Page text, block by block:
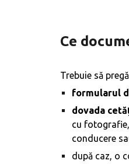
Ce
Trebuie să
formularul
dovada
cu
conducere
după caz, o